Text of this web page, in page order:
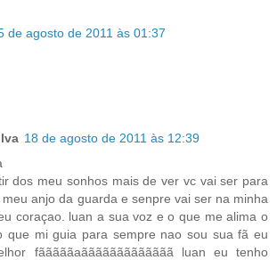
de agosto de 2011 às 01:37
18 de agosto de 2011 às 12:39
dos meu sonhos mais de ver vc vai ser para
anjo da guarda e senpre vai ser na minha
coraçao. luan a sua voz e o que me alima o
que mi guia para sempre nao sou sua fã eu
fãããããaããããããããããããã luan eu tenho